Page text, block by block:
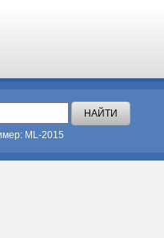
ML-2015